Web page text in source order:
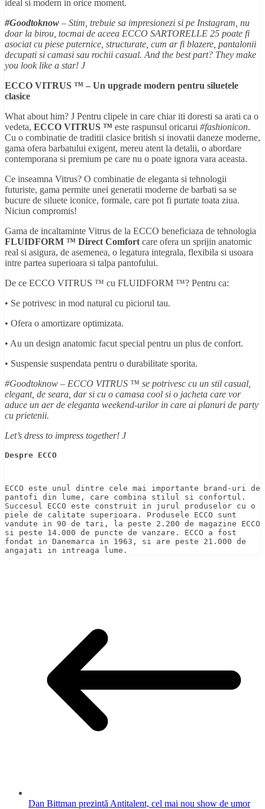
ideal si modern in orice moment.
#Goodtoknow – Stim, trebuie sa impresionezi si pe Instagram, nu
doar la birou, tocmai de aceea ECCO SARTORELLE 25 poate fi
asociat cu piese puternice, structurate, cum ar fi blazere, pantalonii
decupati si camasi sau rochii casual. And the best part? They make
you look like a star! J
ECCO VITRUS ™ – Un upgrade modern pentru siluetele
clasice
What about him? J Pentru clipele in care chiar iti doresti sa arati ca o
vedeta, ECCO VITRUS ™ este raspunsul oricarui #fashionicon.
Cu o combinatie de traditii clasice british si inovatii daneze moderne,
gama ofera barbatului exigent, mereu atent la detalii, o abordare
contemporana si premium pe care nu o poate ignora vara aceasta.
Ce inseamna Vitrus? O combinatie de eleganta si tehnologii
futuriste, gama permite unei generatii moderne de barbati sa se
bucure de siluete iconice, formale, care pot fi purtate toata ziua.
Niciun compromis!
Gama de incaltaminte Vitrus de la ECCO beneficiaza de tehnologia
FLUIDFORM ™ Direct Comfort care ofera un sprijin anatomic
real si asigura, de asemenea, o legatura integrala, flexibila si usoara
intre partea superioara si talpa pantofului.
De ce ECCO VITRUS ™ cu FLUIDFORM ™? Pentru ca:
• Se potrivesc in mod natural cu piciorul tau.
• Ofera o amortizare optimizata.
• Au un design anatomic facut special pentru un plus de confort.
• Suspensie suspendata pentru o durabilitate sporita.
#Goodtoknow – ECCO VITRUS ™ se potrivesc cu un stil casual,
elegant, de seara, dar si cu o camasa cool si o jacheta care vor
aduce un aer de eleganta weekend-urilor in care ai planuri de party
cu prietenii.
Let’s dress to impress together! J
Despre ECCO
ECCO este unul dintre cele mai importante brand-uri de
pantofi din lume, care combina stilul si confortul.
Succesul ECCO este construit in jurul produselor cu o
piele de calitate superioara. Produsele ECCO sunt
vandute in 90 de tari, la peste 2.200 de magazine ECCO
si peste 14.000 de puncte de vanzare. ECCO a fost
fondat in Danemarca in 1963, si are peste 21.000 de
angajati in intreaga lume.
Dan Bittman prezintă Antitalent, cel mai nou show de umor